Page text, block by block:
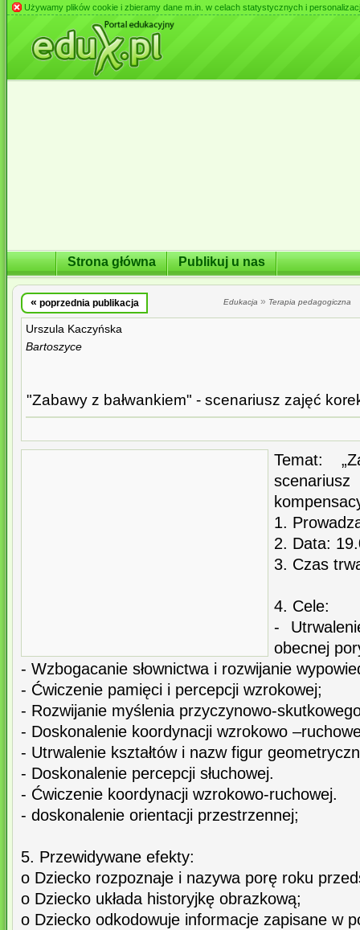
Używamy plików cookie i zbieramy dane m.in. w celach statystycznych i
Strona główna Publikuj u nas
« poprzednia publikacja Edukacja » Terapia pedagogiczna
Urszula Kaczyńska
Bartoszyce
"Zabawy z bałwankiem" - scenariusz zajęć
Temat:
1.
2. Data:
3. Czas
4. Cele:
-
obecnej
- Wzbogacanie słownictwa i rozwijanie
- Ćwiczenie pamięci i percepcji wzrokowej;
- Rozwijanie myślenia przyczynowo-
- Doskonalenie koordynacji wzrokowo
- Utrwalenie kształtów i nazw figur
- Doskonalenie percepcji słuchowej.
- Ćwiczenie koordynacji wzrokowo-ruchowej.
- doskonalenie orientacji przestrzennej;
5. Przewidywane efekty:
o Dziecko rozpoznaje i nazywa porę roku
o Dziecko układa historyjkę obrazkową;
o Dziecko odkodowuje informacje zapisane w